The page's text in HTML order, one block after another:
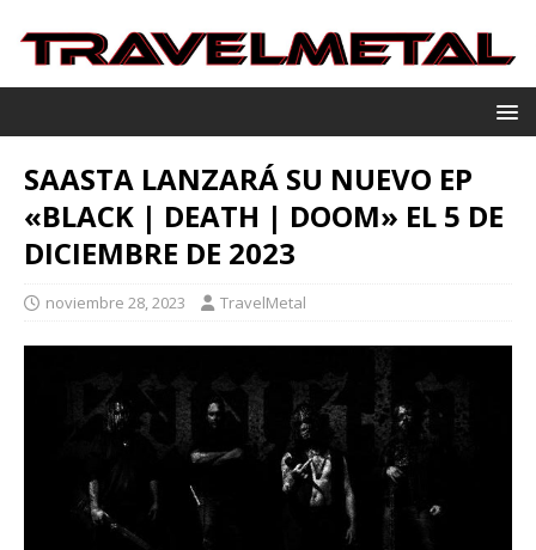
SAASTA LANZARÁ SU NUEVO EP
«BLACK | DEATH | DOOM» EL 5 DE
DICIEMBRE DE 2023
noviembre 28, 2023 TravelMetal